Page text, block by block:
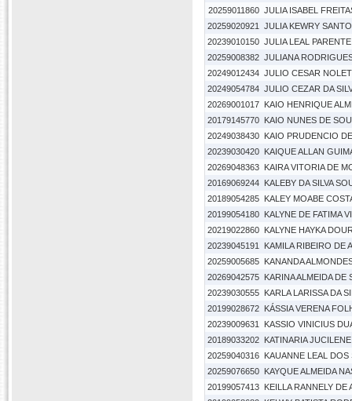
20259011860 JULIA ISABEL
20259020921
JULIA KEWRY
20239010150 JULIA LEAL PARENTE
20259008382 JULIANA
20249012434 JULIO CESAR
20249054784 JULIO CEZAR DA
20269001017 KAIO HENRIQUE
20179145770 KAIO NUNES DE
20249038430 KAIO PRUDENCIO
20239030420 KAIQUE ALLAN
20269048363 KAIRA VITORIA DE
20169069244 KALEBY DA SILVA
20189054285 KALEY MOABE
20199054180 KALYNE DE FATIMA
20219022860 KALYNE HAYKA
20239045191
KAMILA RIBEIRO DE
20259005685 KANANDA
20269042575 KARINA ALMEIDA DE
20239030555 KARLA LARISSA DA
20199028672 KÁSSIA VERENA
20239009631
KASSIO VINICIUS
20189033202 KATINARIA
20259040316 KAUANNE LEAL DOS
20259076650 KAYQUE ALMEIDA
20199057413 KEILLA RANNELY DE